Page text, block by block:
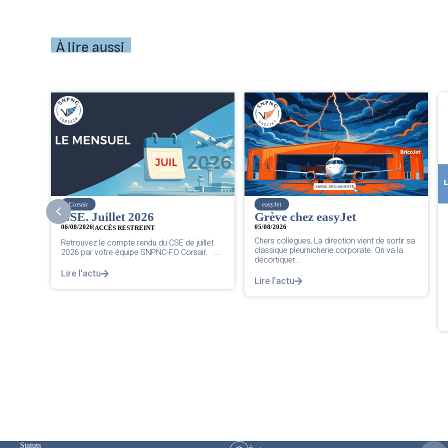
À lire aussi
easyJet
Grève chez easyJet
05/08/2026
Chers collègues, La direction vient de sortir sa
classique pleurnicherie corporate. On va la
décortiquer...
SNPNC
CER/CRPN : L’intersyndicale
PNC/Pilotes unie exige une
réponse législative
04/08/2026 |CRPN
L’intersyndicale PNC/Pilotes unie exige une
réponse législative Courrier Intersyndical : Lire
Statuts